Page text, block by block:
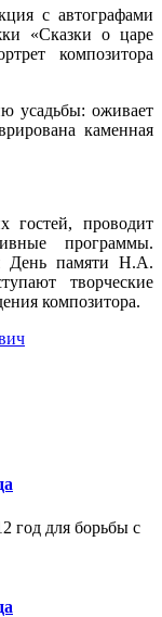
с автографами
«Сказки о царе
композитора
усадьбы: оживает
каменная
гостей, проводит
программы.
День памяти Н.А.
творческие
композитора.
год для борьбы с